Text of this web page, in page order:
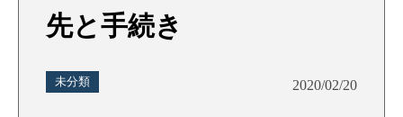
先と手続き
未分類 2020/02/20